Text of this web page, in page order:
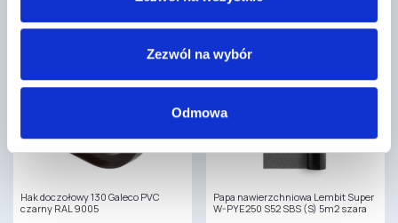
Zezwól na wybór
Odmowa
Hak doczołowy 130 Galeco PVC
czarny RAL 9005
Papa nawierzchniowa Lembit Super
W-PYE250 S52 SBS (S) 5m2 szara